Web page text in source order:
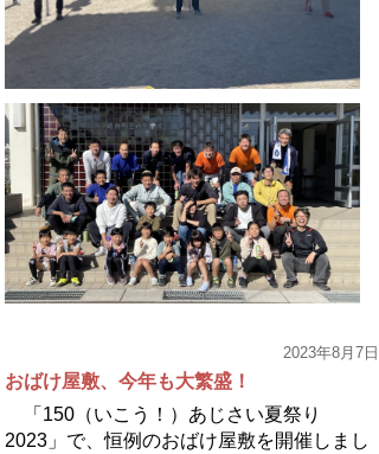
2023年8月7日
おばけ屋敷、今年も大繁盛！
「150（いこう！）あじさい夏祭り
2023」で、恒例のおばけ屋敷を開催しまし